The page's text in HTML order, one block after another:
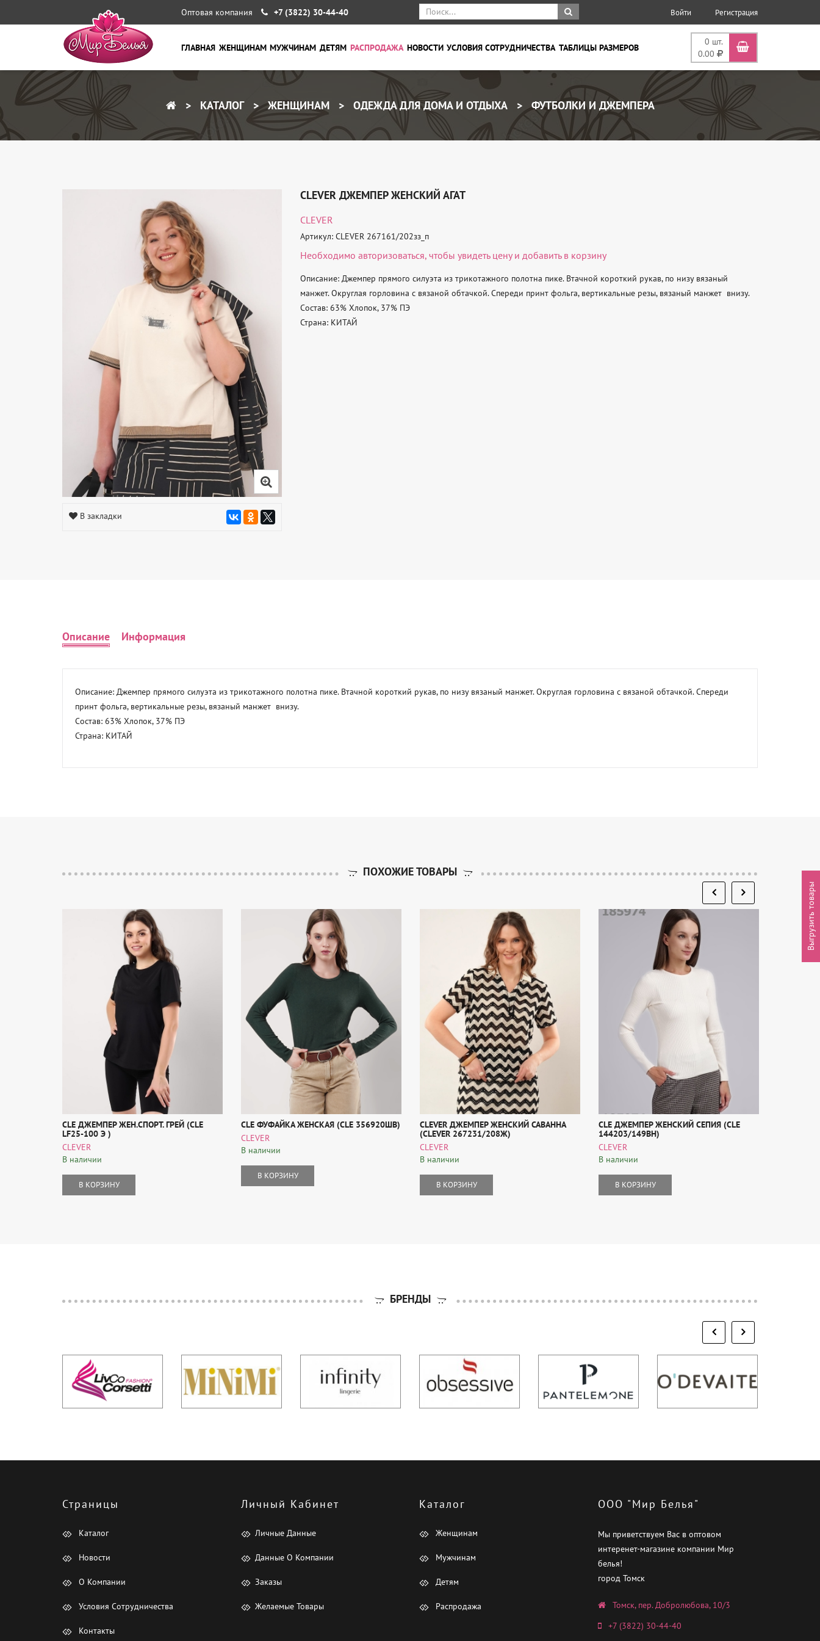
Оптовая компания +7 (3822) 30-44-40 Войти Регистрация
0 шт.
0.00
ГЛАВНАЯ ЖЕНЩИНАМ МУЖЧИНАМ ДЕТЯМ РАСПРОДАЖА НОВОСТИ УСЛОВИЯ СОТРУДНИЧЕСТВА ТАБЛИЦЫ РАЗМЕРОВ
КАТАЛОГ ЖЕНЩИНАМ ОДЕЖДА ДЛЯ ДОМА И ОТДЫХА ФУТБОЛКИ И ДЖЕМПЕРА
В закладки
CLEVER ДЖЕМПЕР ЖЕНСКИЙ АГАТ
CLEVER
Артикул: CLEVER 267161/202зз_п
Необходимо авторизоваться, чтобы увидеть цену и добавить в корзину
Описание: Джемпер прямого силуэта из трикотажного полотна пике. Втачной короткий рукав, по низу вязаный
манжет. Округлая горловина с вязаной обтачкой. Спереди принт фольга, вертикальные резы, вязаный манжет  внизу.
Состав: 63% Хлопок, 37% ПЭ
Страна: КИТАЙ
Описание Информация
Описание: Джемпер прямого силуэта из трикотажного полотна пике. Втачной короткий рукав, по низу вязаный манжет. Округлая горловина с вязаной обтачкой. Спереди
принт фольга, вертикальные резы, вязаный манжет  внизу.
Состав: 63% Хлопок, 37% ПЭ
Страна: КИТАЙ
ПОХОЖИЕ ТОВАРЫ
CLE ДЖЕМПЕР ЖЕН.СПОРТ. ГРЕЙ (CLE
LF25-100 Э )
CLEVER
В наличии
В КОРЗИНУ
CLE ФУФАЙКА ЖЕНСКАЯ (CLE 356920ШВ)
CLEVER
В наличии
В КОРЗИНУ
CLEVER ДЖЕМПЕР ЖЕНСКИЙ САВАННА
(CLEVER 267231/208Ж)
CLEVER
В наличии
В КОРЗИНУ
CLE ДЖЕМПЕР ЖЕНСКИЙ СЕПИЯ (CLE
144203/149ВН)
CLEVER
В наличии
В КОРЗИНУ
БРЕНДЫ
Страницы
Каталог
Новости
О Компании
Условия Сотрудничества
Контакты
Личный Кабинет
Личные Данные
Данные О Компании
Заказы
Желаемые Товары
Каталог
Женщинам
Мужчинам
Детям
Распродажа
ООО "Мир Белья"
Мы приветствуем Вас в оптовом
интеренет-магазине компании Мир
белья!
город Томск
Томск, пер. Добролюбова, 10/3
+7 (3822) 30-44-40
Выгрузить товары